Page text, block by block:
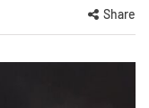
Share